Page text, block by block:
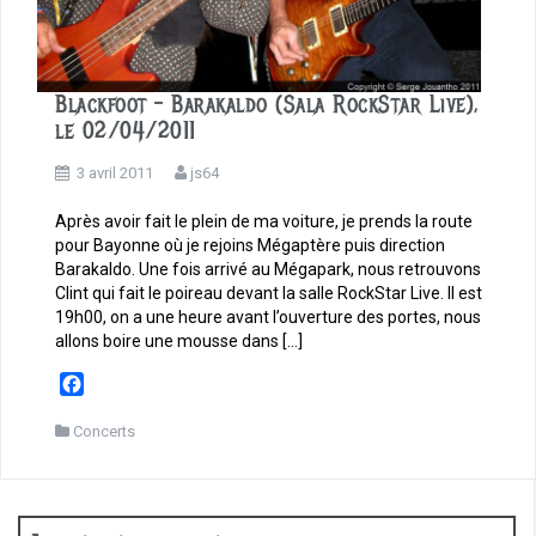
Blackfoot – Barakaldo (Sala RockStar Live),
le 02/04/2011
3 avril 2011 js64
Après avoir fait le plein de ma voiture, je prends la route
pour Bayonne où je rejoins Mégaptère puis direction
Barakaldo. Une fois arrivé au Mégapark, nous retrouvons
Clint qui fait le poireau devant la salle RockStar Live. Il est
19h00, on a une heure avant l’ouverture des portes, nous
allons boire une mousse dans […]
c
Concerts